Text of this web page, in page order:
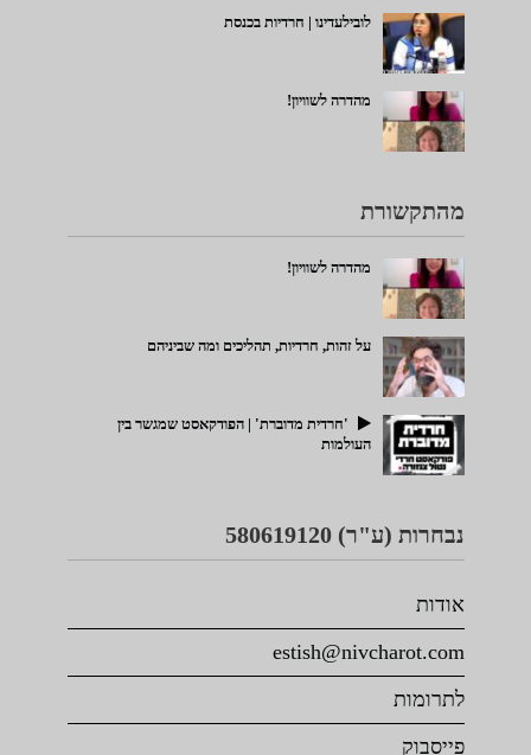
לובילעדינו | חרדיות בכנסת
מהדרה לשוויון!
מהתקשורת
מהדרה לשוויון!
על זהות, חרדיות, תהליכים ומה שביניהם
'חרדית מדוברת' | הפודקאסט שמגשר בין
העולמות
נבחרות (ע"ר) 580619120
אודות
estish@nivcharot.com
לתרומות
פייסבוק